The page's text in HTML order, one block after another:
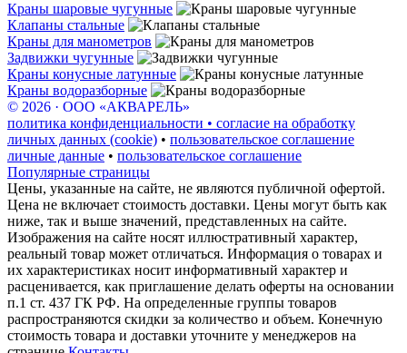
Краны шаровые чугунные
Клапаны стальные
Краны для манометров
Задвижки чугунные
Краны конусные латунные
Краны водоразборные
© 2026 · ООО «АКВАРЕЛЬ»
политика конфиденциальности • согласие на обработку
личных данных (cookie) • пользовательское соглашение
личные данные • пользовательское соглашение
Популярные страницы
Цены, указанные на сайте, не являются публичной офертой.
Цена не включает стоимость доставки. Цены могут быть как
ниже, так и выше значений, представленных на сайте.
Изображения на сайте носят иллюстративный характер,
реальный товар может отличаться. Информация о товарах и
их характеристиках носит информативный характер и
расценивается, как приглашение делать оферты на основании
п.1 ст. 437 ГК РФ. На определенные группы товаров
распространяются скидки за количество и объем. Конечную
стоимость товара и доставки уточните у менеджеров на